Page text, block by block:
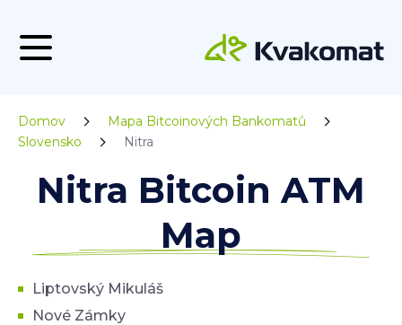
Domov
Mapa Bitcoinových Bankomatů
Slovensko
Nitra
Nitra Bitcoin ATM
Map
Liptovský Mikuláš
Nové Zámky